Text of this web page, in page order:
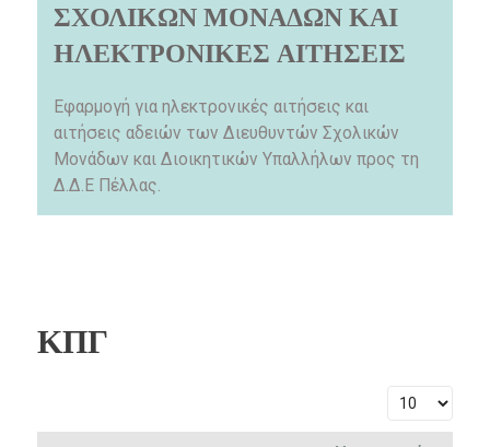
ΣΧΟΛΙΚΩΝ ΜΟΝΑΔΩΝ ΚΑΙ
ΗΛΕΚΤΡΟΝΙΚΕΣ ΑΙΤΗΣΕΙΣ
Εφαρμογή για ηλεκτρονικές αιτήσεις και
αιτήσεις αδειών των Διευθυντών Σχολικών
Μονάδων και Διοικητικών Υπαλλήλων προς τη
Δ.Δ.Ε Πέλλας.
ΚΠΓ
Εμφάνιση #